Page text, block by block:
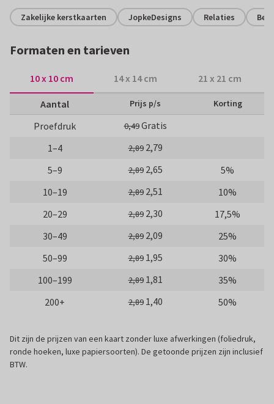
Zakelijke kerstkaarten JopkeDesigns Relaties
Formaten en tarieven
10 x 10 cm 14 x 14 cm 21 x 21 cm
Aantal Prijs p/s Korting
Proefdruk 0,49Gratis
1–4
2,89 2,79
5–9
2,89 2,65
5%
10–19
2,89 2,51
10%
20–29
2,89 2,30
17,5%
30–49
2,89 2,09
25%
50–99
2,89 1,95
30%
100–199
2,89 1,81
35%
200+
2,89 1,40 50%
Dit zijn de prijzen van een kaart zonder luxe afwerkingen (foliedruk,
ronde hoeken, luxe papiersoorten). De getoonde prijzen zijn inclusief
BTW.